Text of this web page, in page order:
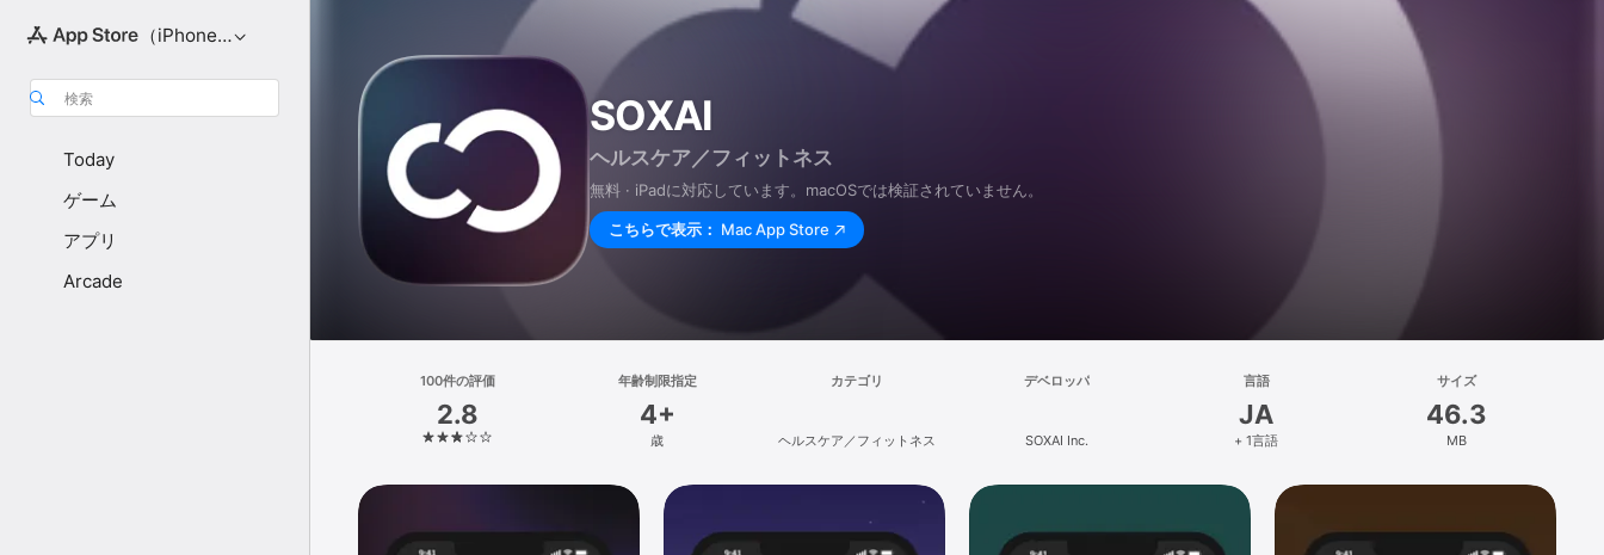
（iPhone向け）
検索
Today
ゲーム
アプリ
Arcade
SOXAI
ヘルスケア／フィットネス
無料 · iPadに対応しています。macOSでは検証されていません。
こちらで表示： Mac App Store
100件の評価
2.8
年齢制限指定
4+
歳
カテゴリ
ヘルスケア／フィットネス
デベロッパ
SOXAI Inc.
言語
JA
+ 1言語
サイズ
46.3
MB